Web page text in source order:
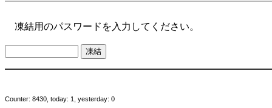
凍結用のパスワードを入力してください。
Counter: 8430, today: 1, yesterday: 0